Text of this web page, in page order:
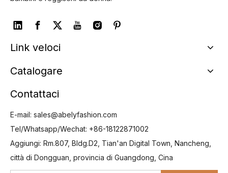
Link veloci
Catalogare
Contattaci
E-mail: sales@abelyfashion.com
Tel/Whatsapp/Wechat: +86-18122871002
Aggiungi: Rm.807, Bldg.D2, Tian'an Digital Town, Nancheng,
città di Dongguan, provincia di Guangdong, Cina